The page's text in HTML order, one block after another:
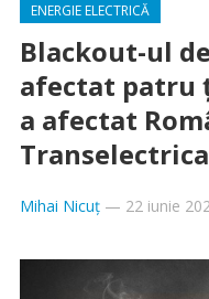
ENERGIE ELECTRICĂ
Blackout-ul
afectat patru
a afectat
Transelectrica
Mihai Nicuț— 22 iunie